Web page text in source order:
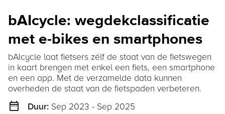
bAIcycle: wegdekclassificatie
met e-bikes en smartphones
bAIcycle laat fietsers zélf de staat van de fietswegen
in kaart brengen met enkel een fiets, een smartphone
en een app. Met de verzamelde data kunnen
overheden de staat van de fietspaden verbeteren.
date_range Duur: Sep 2023 - Sep 2025